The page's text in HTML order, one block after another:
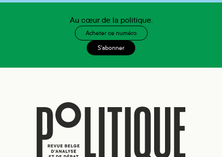
Au cœur de la politique.
Acheter ce numéro
S'abonner